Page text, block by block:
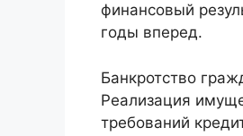
финансовый
годы вперед.
Банкротство
Реализация
требований